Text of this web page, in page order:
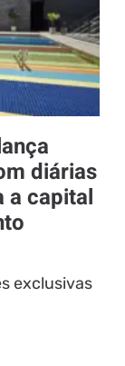
diárias
a capital
exclusivas